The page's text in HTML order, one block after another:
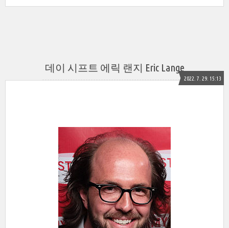
데이 시프트 에릭 랜지 Eric Lange
2022. 7. 29. 15:13